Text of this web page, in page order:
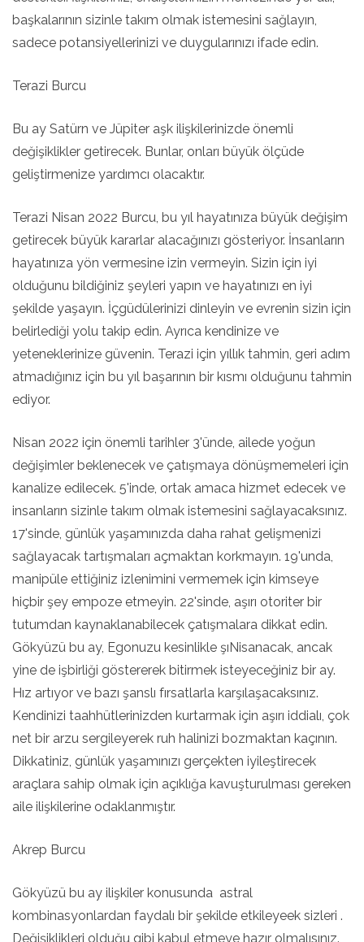
başkalarının sizinle takım olmak istemesini sağlayın,
sadece potansiyellerinizi ve duygularınızı ifade edin.
Terazi Burcu
Bu ay Satürn ve Jüpiter aşk ilişkilerinizde önemli
değişiklikler getirecek. Bunlar, onları büyük ölçüde
geliştirmenize yardımcı olacaktır.
Terazi Nisan 2022 Burcu, bu yıl hayatınıza büyük değişim
getirecek büyük kararlar alacağınızı gösteriyor. İnsanların
hayatınıza yön vermesine izin vermeyin. Sizin için iyi
olduğunu bildiğiniz şeyleri yapın ve hayatınızı en iyi
şekilde yaşayın. İçgüdülerinizi dinleyin ve evrenin sizin için
belirlediği yolu takip edin. Ayrıca kendinize ve
yeteneklerinize güvenin. Terazi için yıllık tahmin, geri adım
atmadığınız için bu yıl başarının bir kısmı olduğunu tahmin
ediyor.
Nisan 2022 için önemli tarihler 3'ünde, ailede yoğun
değişimler beklenecek ve çatışmaya dönüşmemeleri için
kanalize edilecek. 5'inde, ortak amaca hizmet edecek ve
insanların sizinle takım olmak istemesini sağlayacaksınız.
17'sinde, günlük yaşamınızda daha rahat gelişmenizi
sağlayacak tartışmaları açmaktan korkmayın. 19'unda,
manipüle ettiğiniz izlenimini vermemek için kimseye
hiçbir şey empoze etmeyin. 22'sinde, aşırı otoriter bir
tutumdan kaynaklanabilecek çatışmalara dikkat edin.
Gökyüzü bu ay, Egonuzu kesinlikle şıNisanacak, ancak
yine de işbirliği göstererek bitirmek isteyeceğiniz bir ay.
Hız artıyor ve bazı şanslı fırsatlarla karşılaşacaksınız.
Kendinizi taahhütlerinizden kurtarmak için aşırı iddialı, çok
net bir arzu sergileyerek ruh halinizi bozmaktan kaçının.
Dikkatiniz, günlük yaşamınızı gerçekten iyileştirecek
araçlara sahip olmak için açıklığa kavuşturulması gereken
aile ilişkilerine odaklanmıştır.
Akrep Burcu
Gökyüzü bu ay ilişkiler konusunda astral
kombinasyonlardan faydalı bir şekilde etkileyeek sizleri .
Değişiklikleri olduğu gibi kabul etmeye hazır olmalısınız.